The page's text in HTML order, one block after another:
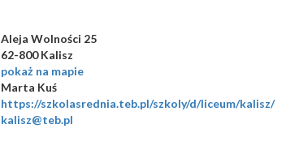
Aleja Wolności 25
62-800 Kalisz
pokaż na mapie
Marta Kuś
https://szkolasrednia.teb.pl/szkoly/d/liceum/kalisz/
kalisz@teb.pl